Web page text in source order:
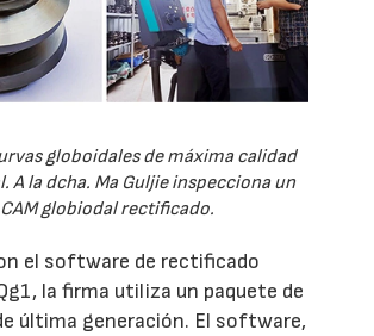
globoidales de máxima calidad
A la dcha. Ma Guljie inspecciona un
CAM globiodal rectificado.
el software de rectificado
la firma utiliza un paquete de
última generación. El software,